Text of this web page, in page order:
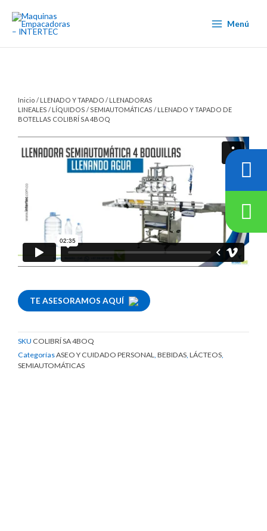
contenido
Menú
Inicio / LLENADO Y TAPADO / LLENADORAS
LINEALES / LÍQUIDOS / SEMIAUTOMÁTICAS / LLENADO Y TAPADO DE
BOTELLAS COLIBRÍ SA 4BOQ
TE ASESORAMOS AQUÍ
SKU COLIBRÍ SA 4BOQ
CategoríasASEO Y CUIDADO PERSONAL BEBIDAS LÁCTEOS
SEMIAUTOMÁTICAS